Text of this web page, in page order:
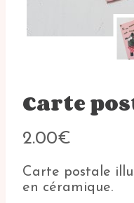
Carte
2.00€
Carte postale
en céramique.